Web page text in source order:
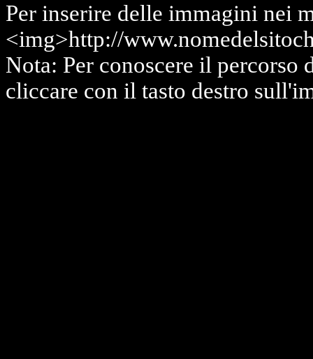
Per inserire delle immagini nei
<img>http://
Nota: Per conoscere il percorso
cliccare con il tasto destro